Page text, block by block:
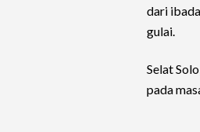
dari
gulai.
Selat
pada